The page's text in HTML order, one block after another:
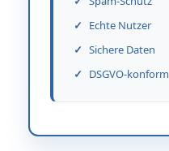
Echte Nutzer
Sichere Daten
DSGVO-konform